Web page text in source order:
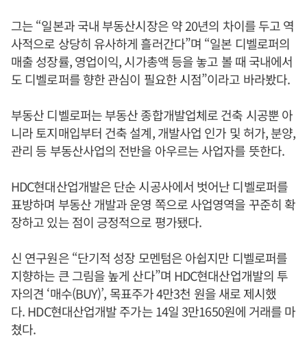
그는 “일본과 국내 부동산시장은 약 20년의 차이를 두고 역
사적으로 상당히 유사하게 흘러간다”며 “일본 디벨로퍼의
매출 성장률, 영업이익, 시가총액 등을 놓고 볼 때 국내에서
도 디벨로퍼를 향한 관심이 필요한 시점”이라고 바라봤다.
부동산 디벨로퍼는 부동산 종합개발업체로 건축 시공뿐 아
니라 토지매입부터 건축 설계, 개발사업 인가 및 허가, 분양,
관리 등 부동산사업의 전반을 아우르는 사업자를 뜻한다.
HDC현대산업개발은 단순 시공사에서 벗어난 디벨로퍼를
표방하며 부동산 개발과 운영 쪽으로 사업영역을 꾸준히 확
장하고 있는 점이 긍정적으로 평가됐다.
신 연구원은 “단기적 성장 모멘텀은 아쉽지만 디벨로퍼를
지향하는 큰 그림을 높게 산다”며 HDC현대산업개발의 투
자의견 ‘매수(BUY)’, 목표주가 4만3천 원을 새로 제시했
다. HDC현대산업개발 주가는 14일 3만1650원에 거래를 마
쳤다.